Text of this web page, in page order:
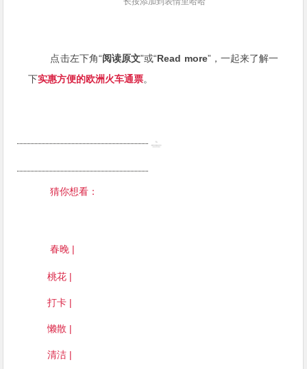
点击左下角“阅读原文”或“Read more”，一起来了解一
下实惠方便的欧洲火车通票。
猜你想看：
春晚 |
桃花 |
打卡 |
懒散 |
清洁 |